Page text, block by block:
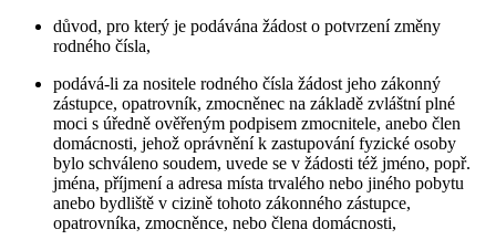
důvod, pro který je podávána žádost o potvrzení změny
rodného čísla,
podává-li za nositele rodného čísla žádost jeho zákonný
zástupce, opatrovník, zmocněnec na základě zvláštní plné
moci s úředně ověřeným podpisem zmocnitele, anebo člen
domácnosti, jehož oprávnění k zastupování fyzické osoby
bylo schváleno soudem, uvede se v žádosti též jméno, popř.
jména, příjmení a adresa místa trvalého nebo jiného pobytu
anebo bydliště v cizině tohoto zákonného zástupce,
opatrovníka, zmocněnce, nebo člena domácnosti,